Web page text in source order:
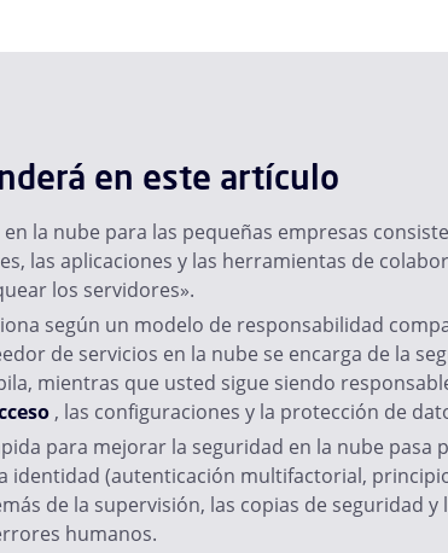
en este artículo
en la nube para las pequeñas empresas
las aplicaciones y las herramientas de
los servidores».
según un modelo de responsabilidad
de servicios en la nube se encarga de la
mientras que usted sigue siendo
, las configuraciones y la protección de
para mejorar la seguridad en la nube pasa
identidad (autenticación multifactorial,
de la supervisión, las copias de seguridad
humanos.